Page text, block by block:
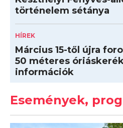
történelem sétánya
HÍREK
Március 15-től újra
50 méteres
információk
Események,